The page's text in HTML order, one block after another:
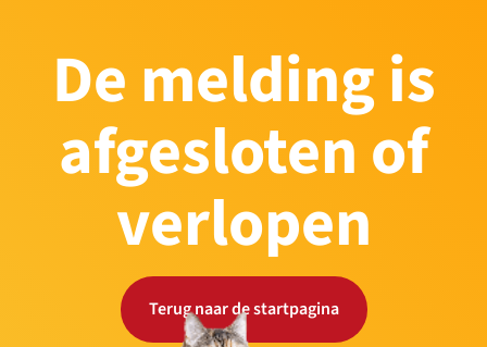
De melding is
afgesloten of
verlopen
Terug naar de startpagina